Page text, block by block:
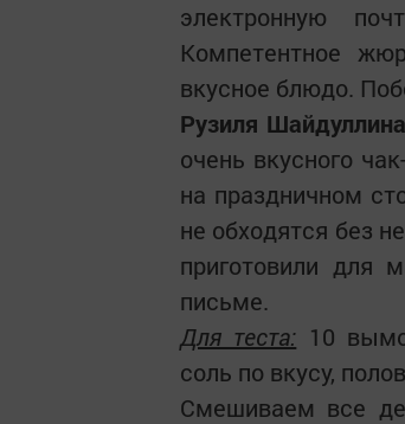
электронную
Компетентное
вкусное блюдо.
Рузиля Шайдуллина
очень вкусного
на праздничном
не обходятся без
приготовили для
письме.
Для теста: 10
соль по вкусу,
Смешиваем все